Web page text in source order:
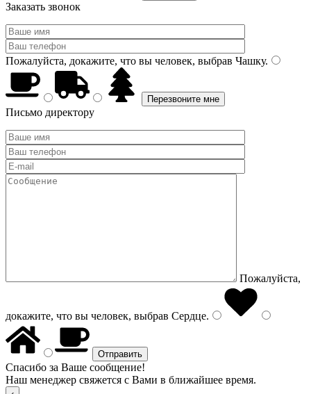
Заказать звонок
Пожалуйста, докажите, что вы человек, выбрав Чашку.
Письмо директору
Пожалуйста,
докажите, что вы человек, выбрав Сердце.
Спасибо за Ваше сообщение!
Наш менеджер свяжется с Вами в ближайшее время.